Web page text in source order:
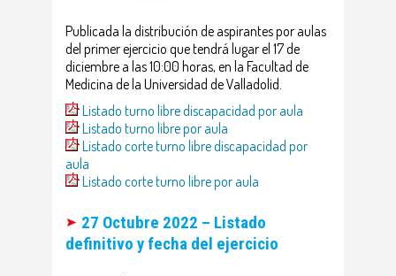
Publicada la distribución de aspirantes por aulas
del primer ejercicio que tendrá lugar el 17 de
diciembre a las 10:00 horas, en la Facultad de
Medicina de la Universidad de Valladolid.
Listado turno libre discapacidad por aula
Listado turno libre por aula
Listado corte turno libre discapacidad por
aula
Listado corte turno libre por aula
27 Octubre 2022 – Listado
definitivo y fecha del ejercicio